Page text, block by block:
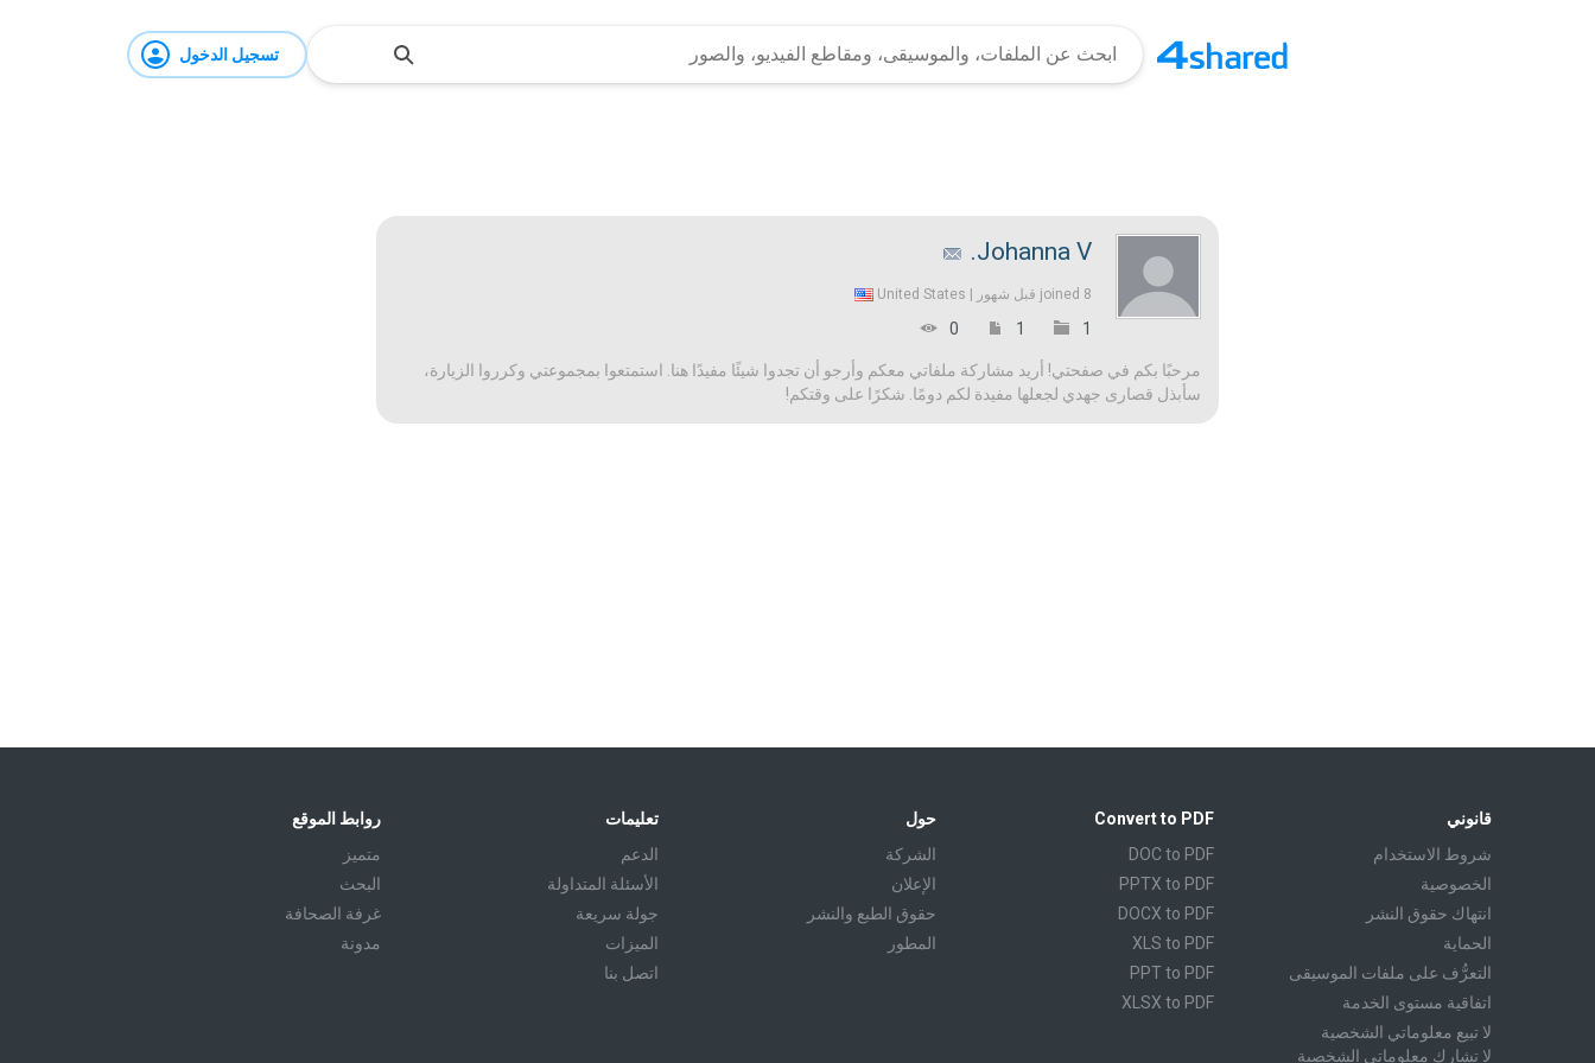
تسجيل الدخول
Johanna V.
joined 8 قبل شهور | United States
1
1
0
مرحبًا بكم في صفحتي! أريد مشاركة ملفاتي معكم وأرجو أن تجدوا شيئًا مفيدًا هنا. استمتعوا بمجموعتي وكرروا الزيارة،
سأبذل قصارى جهدي لجعلها مفيدة لكم دومًا. شكرًا على وقتكم!
روابط الموقع
متميز
البحث
غرفة الصحافة
مدونة
تعليمات
الدعم
الأسئلة المتداولة
جولة سريعة
الميزات
اتصل بنا
حول
الشركة
الإعلان
حقوق الطبع والنشر
المطور
Convert to PDF
DOC to PDF
PPTX to PDF
DOCX to PDF
XLS to PDF
PPT to PDF
XLSX to PDF
قانوني
شروط الاستخدام
الخصوصية
انتهاك حقوق النشر
الحماية
التعرُّف على ملفات الموسيقى
اتفاقية مستوى الخدمة
لا تبيع معلوماتي الشخصية
لا تشارك معلوماتي الشخصية